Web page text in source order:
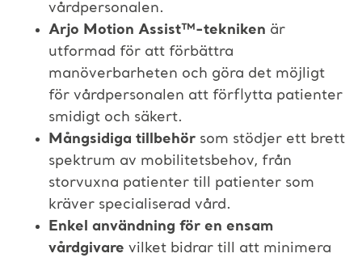
vårdpersonalen.​
Arjo Motion Assist™-tekniken är
utformad för att förbättra
manöverbarheten och göra det möjligt
för vårdpersonalen att förflytta patienter
smidigt och säkert.​
Mångsidiga tillbehör som stödjer ett brett
spektrum av mobilitetsbehov, från
storvuxna patienter till patienter som
kräver specialiserad vård.​
Enkel användning för en ensam
vårdgivare vilket bidrar till att minimera